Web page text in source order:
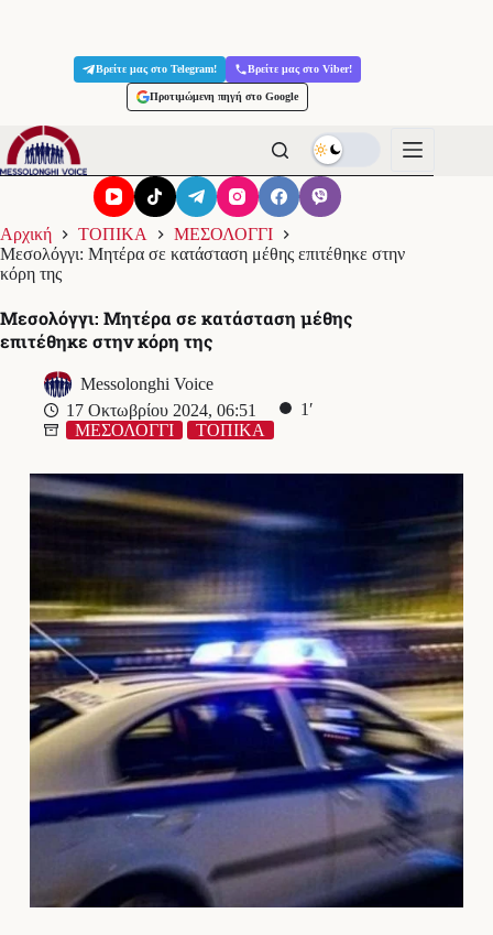
Βρείτε μας στο Telegram! Βρείτε μας στο Viber!
Προτιμώμενη πηγή στο Google
Αρχική ΤΟΠΙΚΑ
ΜΕΣΟΛΟΓΓΙ
Μεσολόγγι: Μητέρα σε κατάσταση μέθης επιτέθηκε στην
κόρη της
Μεσολόγγι: Μητέρα σε κατάσταση μέθης
επιτέθηκε στην κόρη της
Messolonghi Voice
17 Οκτωβρίου 2024, 06:51
1′
ΜΕΣΟΛΟΓΓΙ
ΤΟΠΙΚΑ